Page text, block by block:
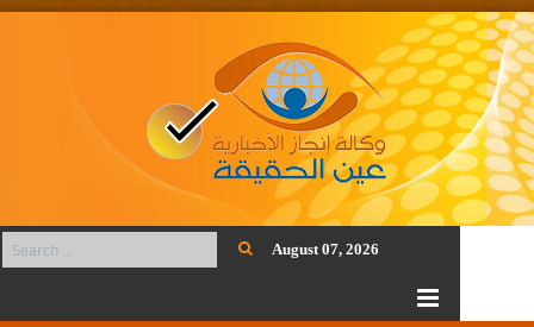
August 07, 2026